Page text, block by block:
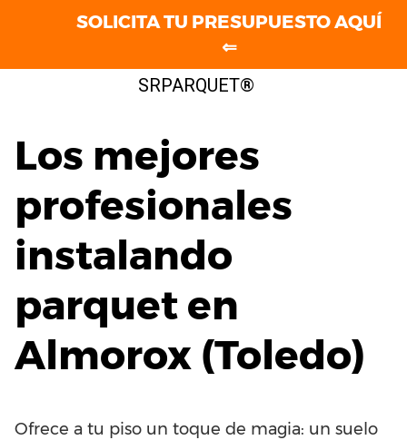
SRPARQUET®
Los mejores
profesionales
instalando
parquet en
Almorox (Toledo)
Ofrece a tu piso un toque de magia: un suelo
SOLICITA TU PRESUPUESTO AQUÍ
⇐